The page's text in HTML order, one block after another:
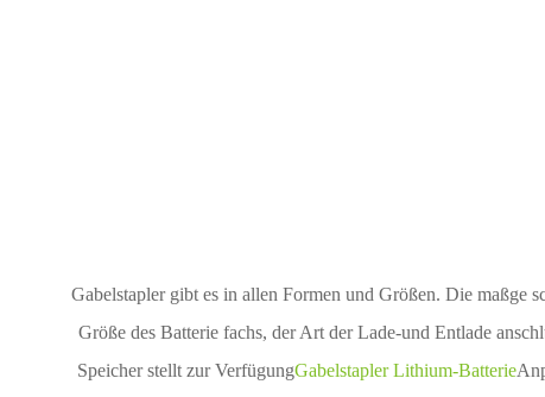
Gabelstapler gibt es in allen Formen und Größen. Die maßge
Größe des Batterie fachs, der Art der Lade-und Entlade
Speicher stellt zur VerfügungGabelstapler Lithium-Batterie